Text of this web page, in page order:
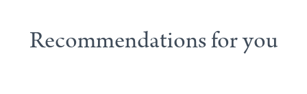
Recommendations for you